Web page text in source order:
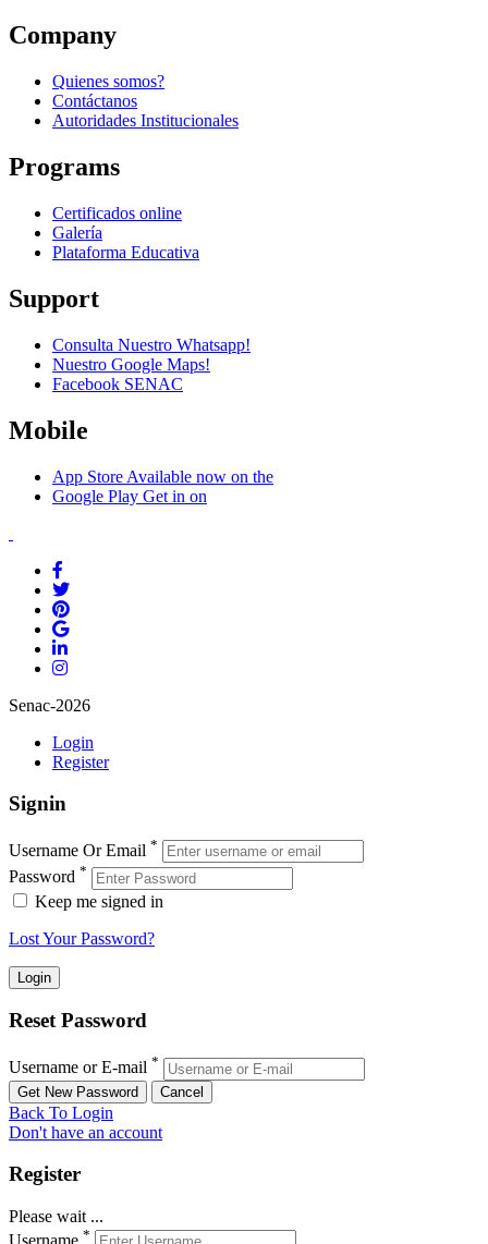
Company
Quienes somos?
Contáctanos
Autoridades Institucionales
Programs
Certificados online
Galería
Plataforma Educativa
Support
Consulta Nuestro Whatsapp!
Nuestro Google Maps!
Facebook SENAC
Mobile
App Store Available now on the
Google Play Get in on
Senac-2026
Login
Register
Signin
Username Or Email *
Password *
Keep me signed in
Lost Your Password?
Reset Password
Username or E-mail *
Back To Login
Don't have an account
Register
Please wait ...
*